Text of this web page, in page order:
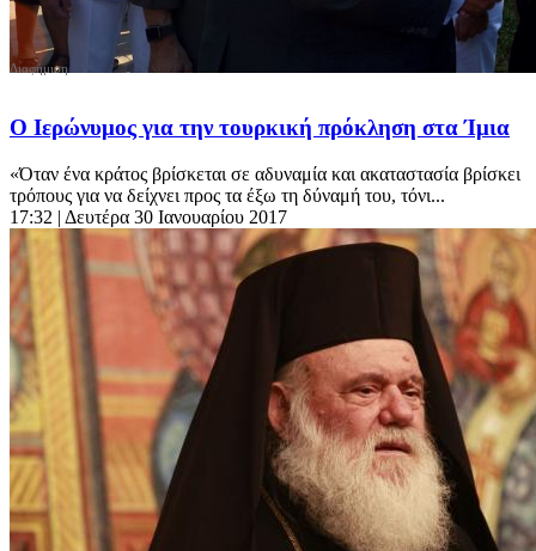
Ο Ιερώνυμος για την τουρκική πρόκληση στα Ίμια
«Όταν ένα κράτος βρίσκεται σε αδυναμία και ακαταστασία βρίσκει
τρόπους για να δείχνει προς τα έξω τη δύναμή του, τόνι...
17:32 | Δευτέρα 30 Ιανουαρίου 2017